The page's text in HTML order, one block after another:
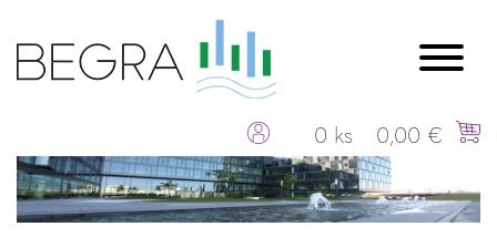
0 ks 0,00 €